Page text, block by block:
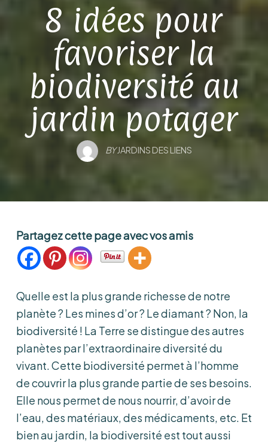
8 idées pour
favoriser la
biodiversité au
jardin potager
BYJARDINS DES LIENS
Partagez cette page avec vos amis
Quelle est la plus grande richesse de notre
planète ? Les mines d’or ? Le diamant ? Non, la
biodiversité ! La Terre se distingue des autres
planètes par l’extraordinaire diversité du
vivant. Cette biodiversité permet à l’homme
de couvrir la plus grande partie de ses besoins.
Elle nous permet de nous nourrir, d’avoir de
l’eau, des matériaux, des médicaments, etc. Et
bien au jardin, la biodiversité est tout aussi